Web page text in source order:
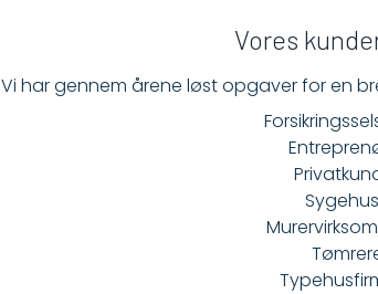
Vores
Vi har gennem årene løst opgaver for en